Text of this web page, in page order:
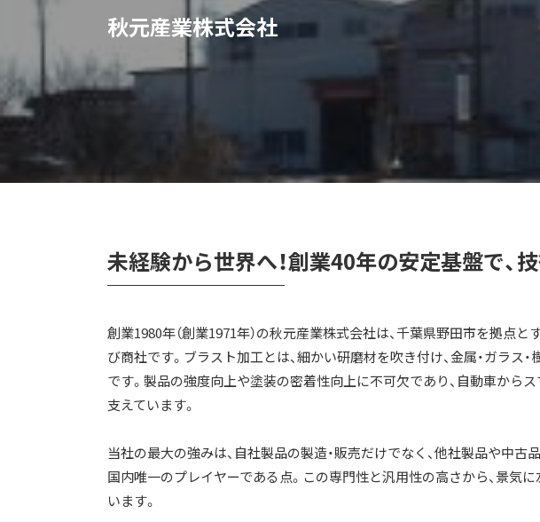
秋元産業株式会社
未経験から世界へ！創業40年の安定基盤で、
創業1980年（創業1971年）の秋元産業株式会社は、千葉県野田市を拠点
び商社です。ブラスト加工とは、細かい研磨材を吹き付け、金属・ガラス
です。製品の強度向上や塗装の密着性向上に不可欠であり、自動車から
支えています。
当社の最大の強みは、自社製品の製造・販売だけでなく、他社製品や中
国内唯一のプレイヤーである点。この専門性と汎用性の高さから、景気
います。